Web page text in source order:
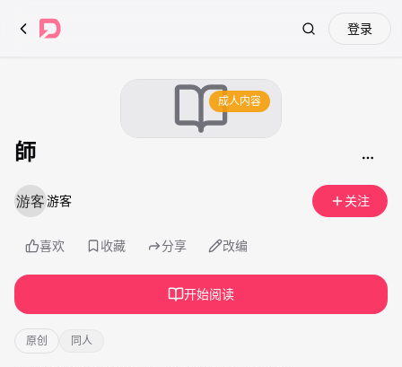
Search登录
成人内容
師
游客 关注
喜欢 收藏 分享 改编
开始阅读
原创 同人